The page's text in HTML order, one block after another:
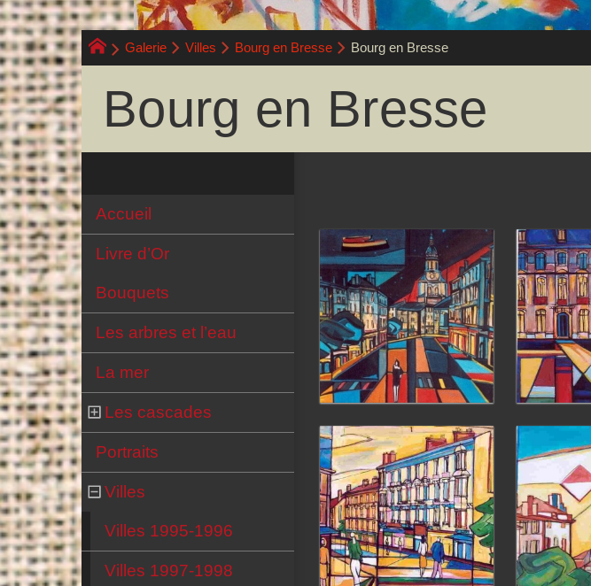
Galerie Villes Bourg en Bresse Bourg en Bresse
Bourg en Bresse
Accueil
Livre d’Or
Bouquets
Les arbres et l’eau
La mer
Les cascades
Portraits
Villes
Villes 1995-1996
Villes 1997-1998